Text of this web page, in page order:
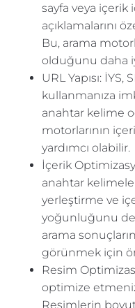
sayfa veya içerik
açıklamalarını
Bu, arama
olduğunu daha
URL Yapısı: İYS,
kullanmanıza
anahtar kelime
motorlarının
yardımcı olabilir.
İçerik
anahtar
yerleştirme ve
yoğunluğunu
arama
görünmek için
Resim
optimize
Resimlerin